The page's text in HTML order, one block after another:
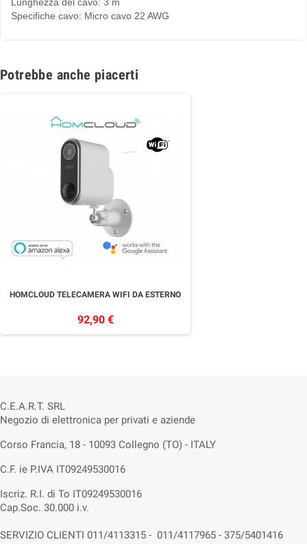
Specifiche cavo: Micro cavo 22 AWG
Potrebbe anche piacerti
HOMCLOUD TELECAMERA WIFI DA ESTERNO
92,90 €
C.E.A.R.T. SRL
Negozio di elettronica per privati e aziende
Corso Francia, 18 - 10093 Collegno (TO) - ITALY
C.F. ie P.IVA IT09249530016
Iscriz. R.I. di To IT09249530016
Cap.Soc. 30.000 i.v.
SERVIZIO CLIENTI 011/4113315 - 011/4117965 - 375/5401416